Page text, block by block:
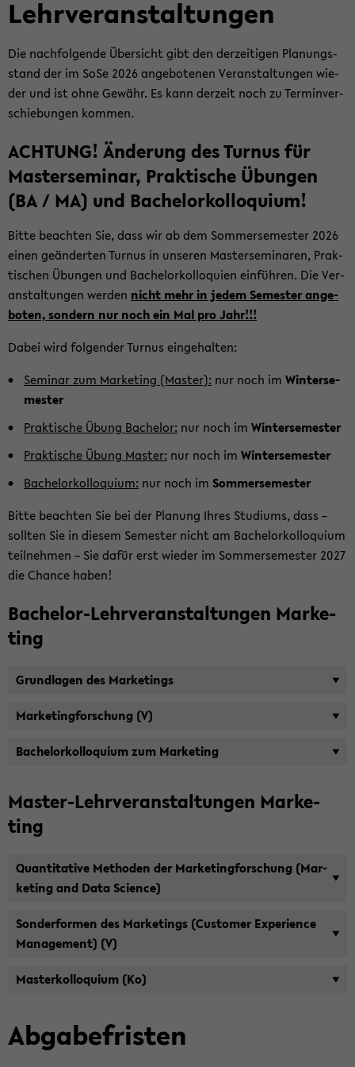
Lehr­ver­an­stal­tun­gen
Die nach­fol­gen­de Über­sicht gibt den der­zei­ti­gen Pla­nungs­
stand der im SoSe 2026 an­ge­bo­te­nen Ver­an­stal­tun­gen wie­
der und ist ohne Ge­währ. Es kann der­zeit noch zu Ter­min­ver­
schie­bun­gen kom­men.
ACH­TUNG! Än­de­rung des Tur­nus für
Mas­ter­se­mi­nar, Prak­ti­sche Übun­gen
(BA / MA) und Ba­chelor­kol­lo­qui­um!
Bitte be­ach­ten Sie, dass wir ab dem Som­mer­se­mes­ter 2026
einen ge­än­der­ten Tur­nus in un­se­ren Mas­ter­se­mi­na­ren, Prak­
ti­schen Übun­gen und Ba­chelor­kol­lo­qui­en ein­füh­ren. Die Ver­
an­stal­tun­gen wer­den nicht mehr in jedem Se­mes­ter an­ge­
bo­ten, son­dern nur noch ein Mal pro Jahr!!!
Dabei wird fol­gen­der Tur­nus ein­ge­hal­ten:
Se­mi­nar zum Mar­ke­ting (Mas­ter): nur noch im Win­ter­se­
mes­ter
Prak­ti­sche Übung Ba­che­lor: nur noch im Win­ter­se­mes­ter
Prak­ti­sche Übung Mas­ter: nur noch im Win­ter­se­mes­ter
Ba­chelor­kol­lo­qui­um: nur noch im Som­mer­se­mes­ter
Bitte be­ach­ten Sie bei der Pla­nung Ihres Stu­di­ums, dass –
soll­ten Sie in die­sem Se­mes­ter nicht am Ba­chelor­kol­lo­qui­um
teil­neh­men – Sie dafür erst wie­der im Som­mer­se­mes­ter 2027
die Chan­ce haben!
Bachelor-​Lehrveranstaltungen Mar­ke­
ting
Grund­la­gen des Mar­ke­tings
Mar­ke­ting­for­schung (V)
Ba­chelor­kol­lo­qui­um zum Mar­ke­ting
Master-​Lehrveranstaltungen Mar­ke­
ting
Quan­ti­ta­ti­ve Me­tho­den der Mar­ke­ting­for­schung (Mar­
ke­ting and Data Sci­ence)
Son­der­for­men des Mar­ke­tings (Cus­to­mer Ex­pe­ri­ence
Ma­nage­ment) (V)
Mas­ter­kol­lo­qui­um (Ko)
Ab­ga­be­fris­ten